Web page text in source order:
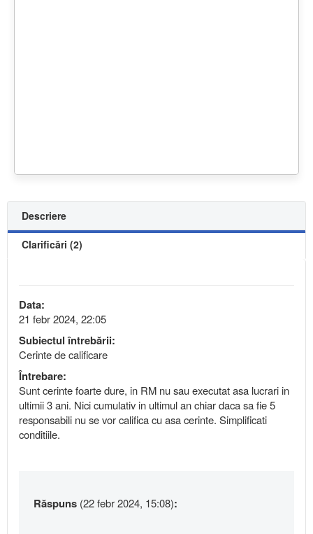
Descriere
Clarificări (2)
Data:
21 febr 2024, 22:05
Subiectul întrebării:
Cerinte de calificare
Întrebare:
Sunt cerinte foarte dure, in RM nu sau executat asa lucrari in
ultimii 3 ani. Nici cumulativ in ultimul an chiar daca sa fie 5
responsabili nu se vor califica cu asa cerinte. Simplificati
conditiile.
Răspuns (22 febr 2024, 15:08):